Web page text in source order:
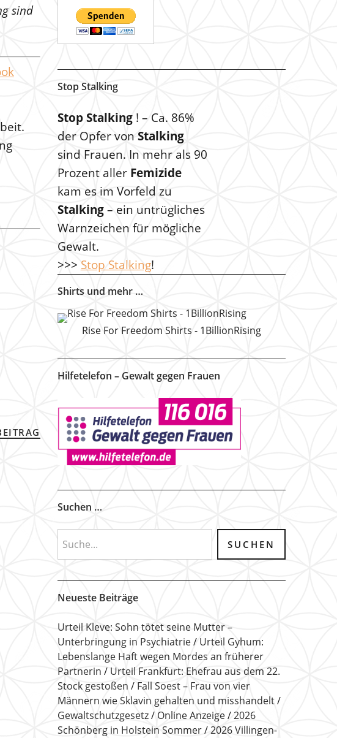
sind
Stop Stalking
Stop Stalking! – Ca. 86%
der Opfer von Stalking
sind Frauen. In mehr als 90
Prozent aller Femizide
kam es im Vorfeld zu
Stalking– ein untrügliches
Warnzeichen für mögliche
Gewalt.
>>> Stop Stalking!
Shirts und mehr …
Rise For Freedom Shirts - 1BillionRising
Hilfetelefon – Gewalt gegen Frauen
Suchen …
Neueste Beiträge
Urteil Kleve: Sohn tötet seine Mutter –
Unterbringung in Psychiatrie
Urteil Gyhum:
Lebenslange Haft wegen Mordes an früherer
Partnerin
Urteil Frankfurt: Ehefrau aus dem 22.
Stock gestoßen
Fall Soest – Frau von vier
Männern wie Sklavin gehalten und misshandelt
Gewaltschutzgesetz
Online Anzeige
2026
Schönberg in Holstein Sommer
2026 Villingen-